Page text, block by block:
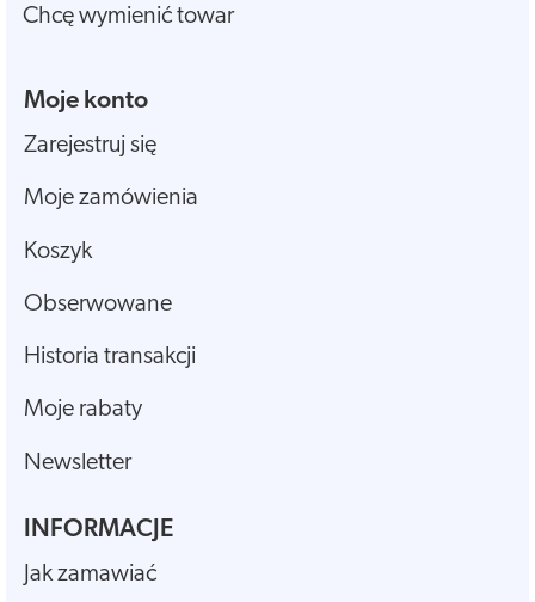
Chcę wymienić towar
Moje konto
Zarejestruj się
Moje zamówienia
Koszyk
Obserwowane
Historia transakcji
Moje rabaty
Newsletter
INFORMACJE
Jak zamawiać